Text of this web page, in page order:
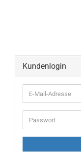
Kundenlogin
E-
Mail-
Adresse
Passwort